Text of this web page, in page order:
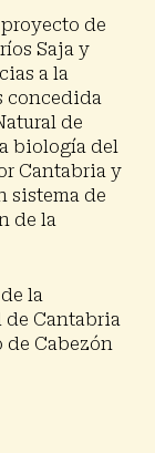
de
Saja y
a la
concedida
de
biología del
Cantabria y
sistema de
de la
la
de Cantabria
Cabezón